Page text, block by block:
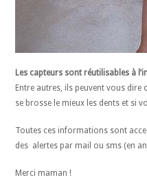
Les capteurs sont réutilisables à
Entre autres, ils peuvent vous
se brosse le mieux les dents et si
Toutes ces informations sont
des alertes par mail ou sms (en
Merci maman !